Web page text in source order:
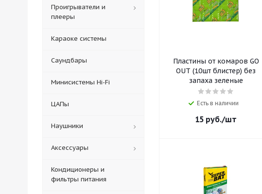
Пластины от комаров GO
OUT (10шт блистер) без
запаха зеленые
Есть в наличии
15 руб./шт
Проигрыватели и
плееры
Караоке системы
Саундбары
Минисистемы Hi-Fi
ЦАПы
Наушники
Аксессуары
Кондиционеры и
фильтры питания